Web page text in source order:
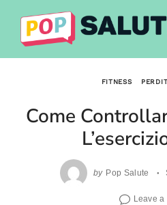
content
FITNESS
Come
by Pop Salute
Leave